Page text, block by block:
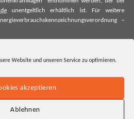
Website und unseren Service zu optimieren.
akzeptieren
Ablehnen
unentgeltlich erhältlich ist. Für weitere
–
und ggf. zum Stromverbrauch neuer
und den offiziellen Stromverbrauch
Dieser ist an allen Verkaufsstellen und bei
GmbH unentgeltlich erhältlich, sowie